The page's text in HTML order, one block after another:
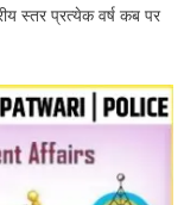
स्तर प्रत्येक वर्ष कब पर